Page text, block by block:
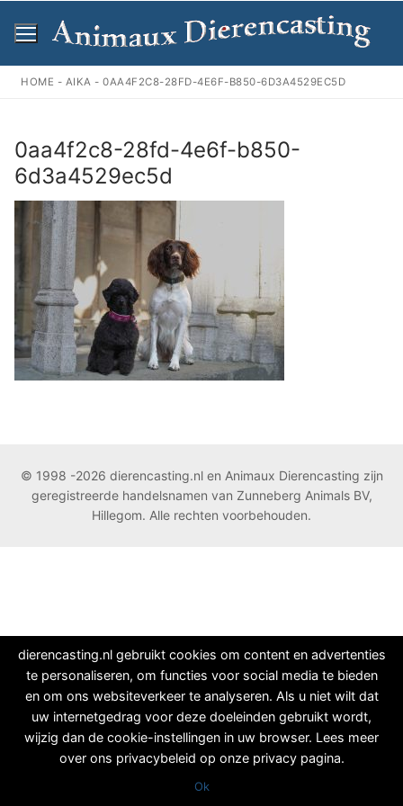
naar
inhoud
HOME - AIKA -0AA4F2C8-28FD-4E6F-B850-6D3A4529EC5D
0aa4f2c8-28fd-4e6f-b850-
6d3a4529ec5d
© 1998 -2026 dierencasting.nl en Animaux Dierencasting zijn
geregistreerde handelsnamen van Zunneberg Animals BV,
Hillegom. Alle rechten voorbehouden.
dierencasting.nl gebruikt cookies om content en advertenties
te personaliseren, om functies voor social media te bieden
en om ons websiteverkeer te analyseren. Als u niet wilt dat
uw internetgedrag voor deze doeleinden gebruikt wordt,
wijzig dan de cookie-instellingen in uw browser. Lees meer
over ons privacybeleid op onze privacy pagina.
Ok